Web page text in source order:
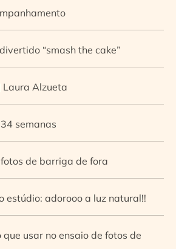
“smash the cake”
Laura Alzueta
semanas
de barriga de fora
estúdio: adorooo a luz natural!!
usar no ensaio de fotos de